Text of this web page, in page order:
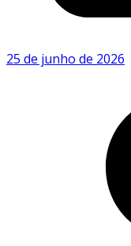
25 de junho de 2026